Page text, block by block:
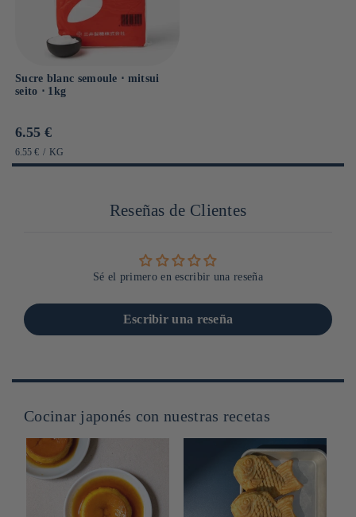
Sucre blanc semoule ⋅ mitsui
seito ⋅ 1kg
Prix
habituel
6.55 €
PRIX
UNITAIRE
6.55 € / PAR
KG
Reseñas de Clientes
Sé el primero en escribir una reseña
Escribir una reseña
Cocinar japonés con nuestras recetas